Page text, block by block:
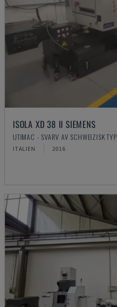
ISOLA XD 38 II SIEMENS
UTIMAC - SVARV AV SCHWEIZISK TYP
ITALIEN 2016